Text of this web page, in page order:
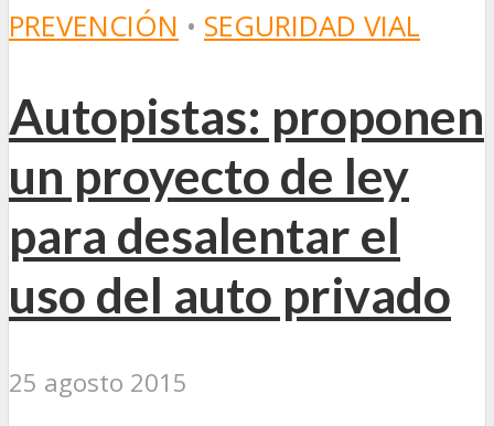
PREVENCIÓN • SEGURIDAD VIAL
Autopistas: proponen
un proyecto de ley
para desalentar el
uso del auto privado
25 agosto 2015